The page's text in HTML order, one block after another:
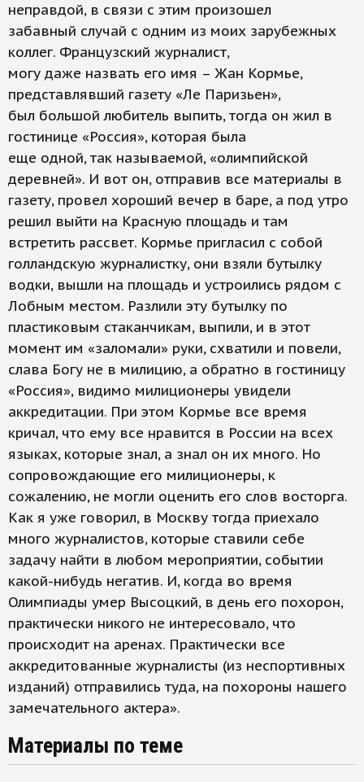
неправдой, в связи с этим произошел
забавный случай с одним из моих зарубежных
коллег. Французский журналист,
могу даже назвать его имя – Жан Кормье,
представлявший газету «Ле Паризьен»,
был большой любитель выпить, тогда он жил в
гостинице «Россия», которая была
еще одной, так называемой, «олимпийской
деревней». И вот он, отправив все материалы в
газету, провел хороший вечер в баре, а под утро
решил выйти на Красную площадь и там
встретить рассвет. Кормье пригласил с собой
голландскую журналистку, они взяли бутылку
водки, вышли на площадь и устроились рядом с
Лобным местом. Разлили эту бутылку по
пластиковым стаканчикам, выпили, и в этот
момент им «заломали» руки, схватили и повели,
слава Богу не в милицию, а обратно в гостиницу
«Россия», видимо милиционеры увидели
аккредитации. При этом Кормье все время
кричал, что ему все нравится в России на всех
языках, которые знал, а знал он их много. Но
сопровождающие его милиционеры, к
сожалению, не могли оценить его слов восторга.
Как я уже говорил, в Москву тогда приехало
много журналистов, которые ставили себе
задачу найти в любом мероприятии, событии
какой-нибудь негатив. И, когда во время
Олимпиады умер Высоцкий, в день его похорон,
практически никого не интересовало, что
происходит на аренах. Практически все
аккредитованные журналисты (из неспортивных
изданий) отправились туда, на похороны нашего
замечательного актера».
Материалы по теме